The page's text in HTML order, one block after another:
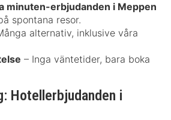
minuten-erbjudanden i Meppen
spontana resor.
alternativ, inklusive våra
– Inga väntetider, bara boka
Hotellerbjudanden i